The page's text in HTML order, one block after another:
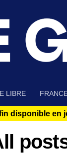
LIBRE
disponible en